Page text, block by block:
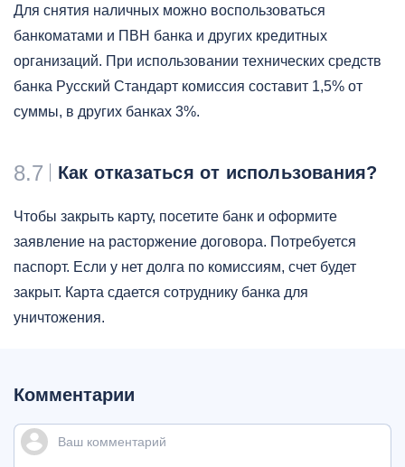
Для снятия наличных можно воспользоваться
банкоматами и ПВН банка и других кредитных
организаций. При использовании технических средств
банка Русский Стандарт комиссия составит 1,5% от
суммы, в других банках 3%.
8.7 Как отказаться от использования?
Чтобы закрыть карту, посетите банк и оформите
заявление на расторжение договора. Потребуется
паспорт. Если у нет долга по комиссиям, счет будет
закрыт. Карта сдается сотруднику банка для
уничтожения.
Комментарии